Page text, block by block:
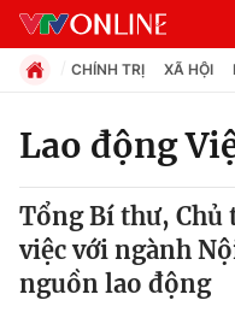
Chuyên mục
Chính trị
CHÍNH TRỊ XÃ HỘI
Lao động
Tổng Bí thư, Chủ
việc với ngành
nguồn lao động